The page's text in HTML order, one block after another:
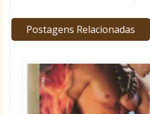
Postagens Relacionadas